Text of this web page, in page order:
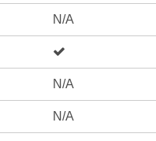
N/A
N/A
N/A